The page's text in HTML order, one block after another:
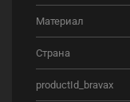
Материал
Страна
productId_bravax